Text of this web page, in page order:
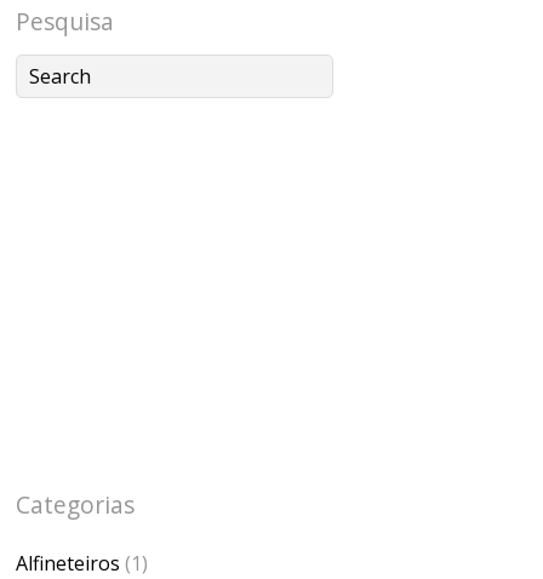
Pesquisa
Categorias
Alfineteiros (1)